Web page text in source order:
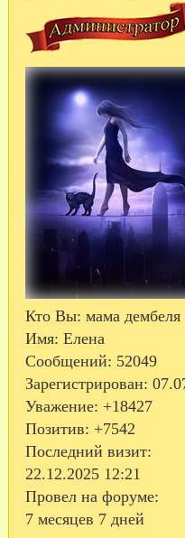
Кто Вы: мама дембеля
Имя: Елена
Сообщений: 52049
Зарегистрирован:
Уважение: +18427
Позитив: +7542
Последний визит:
22.12.2025 12:21
Провел на форуме:
7 месяцев 7 дней